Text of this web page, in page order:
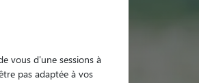
vous d'une sessions à
pas adaptée à vos